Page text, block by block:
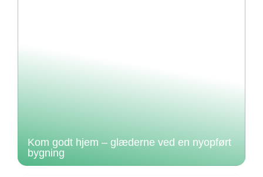
Kom godt hjem – glæderne ved en nyopført
bygning